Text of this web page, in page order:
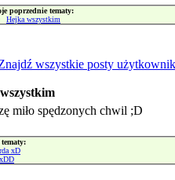
poprzednie tematy:
Hejka wszystkim
miło spędzonych chwil ;D
xD